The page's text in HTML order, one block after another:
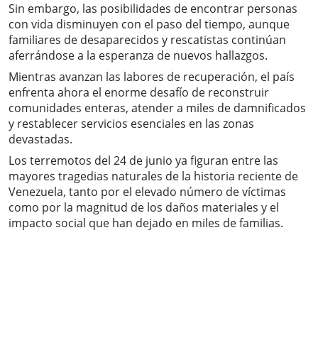
Sin embargo, las posibilidades de encontrar personas
con vida disminuyen con el paso del tiempo, aunque
familiares de desaparecidos y rescatistas continúan
aferrándose a la esperanza de nuevos hallazgos.
Mientras avanzan las labores de recuperación, el país
enfrenta ahora el enorme desafío de reconstruir
comunidades enteras, atender a miles de damnificados
y restablecer servicios esenciales en las zonas
devastadas.
Los terremotos del 24 de junio ya figuran entre las
mayores tragedias naturales de la historia reciente de
Venezuela, tanto por el elevado número de víctimas
como por la magnitud de los daños materiales y el
impacto social que han dejado en miles de familias.